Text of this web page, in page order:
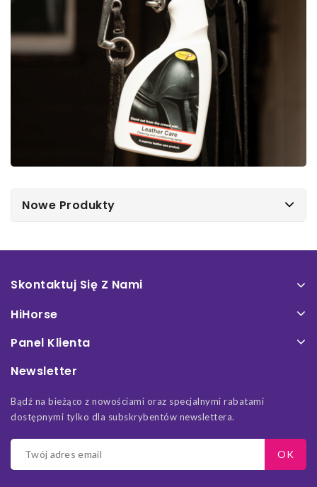
Nowe Produkty
Skontaktuj Się Z Nami
HiHorse
Panel Klienta
Newsletter
Bądź na bieżąco z nowościami oraz specjalnymi rabatami
dostępnymi tylko dla subskrybentów newslettera.